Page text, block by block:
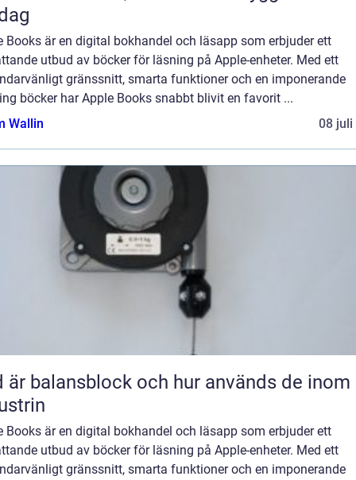
Books är en digital bokhandel och läsapp som erbjuder ett
utbud av böcker för läsning på Apple-enheter. Med ett
gränssnitt, smarta funktioner och en imponerande
böcker har Apple Books snabbt blivit en favorit ...
Wallin
08 juli
är balansblock och hur används de inom
Books är en digital bokhandel och läsapp som erbjuder ett
utbud av böcker för läsning på Apple-enheter. Med ett
gränssnitt, smarta funktioner och en imponerande